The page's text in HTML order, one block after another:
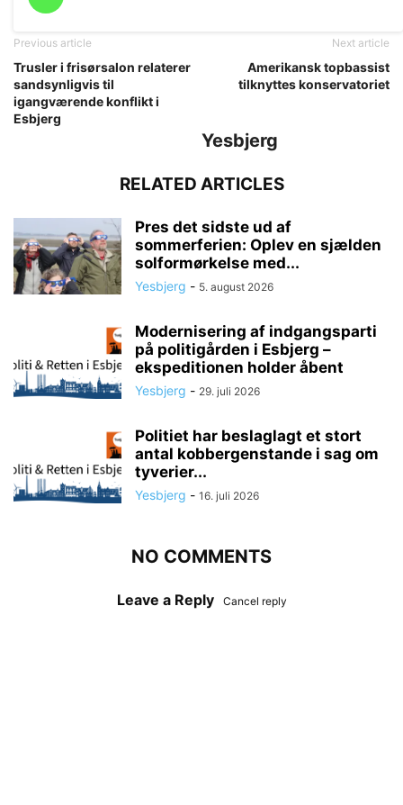
Previous article
Trusler i frisørsalon relaterer
sandsynligvis til
igangværende konflikt i
Esbjerg
Next article
Amerikansk topbassist
tilknyttes konservatoriet
Yesbjerg
RELATED ARTICLES
Pres det sidste ud af
sommerferien: Oplev en sjælden
solformørkelse med...
Yesbjerg - 5. august 2026
Modernisering af indgangsparti
på politigården i Esbjerg –
ekspeditionen holder åbent
Yesbjerg - 29. juli 2026
Politiet har beslaglagt et stort
antal kobbergenstande i sag om
tyverier...
Yesbjerg - 16. juli 2026
NO COMMENTS
Leave a Reply Cancel reply